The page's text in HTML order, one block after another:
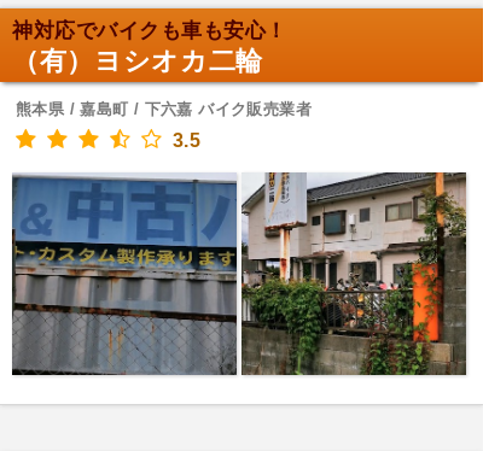
神対応でバイクも車も安心！
（有）ヨシオカ二輪
熊本県 / 嘉島町 / 下六嘉 バイク販売業者
3.5